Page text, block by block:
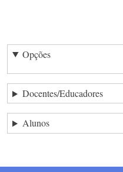
Opções
Docentes/Educadores
Alunos